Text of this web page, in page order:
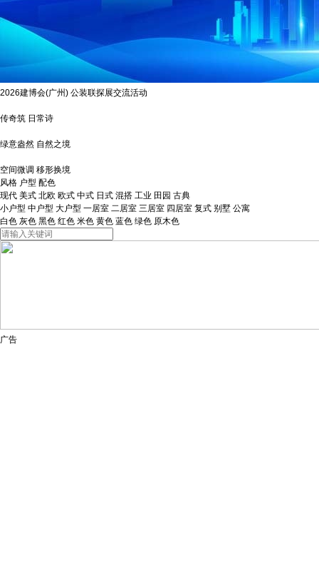
2026建博会(广州) 公装联探展交流活动
传奇筑 日常诗
绿意盎然 自然之境
空间微调 移形换境
风格 户型 配色
现代 美式 北欧 欧式 中式 日式 混搭 工业 田园 古典
小户型 中户型 大户型 一居室 二居室 三居室 四居室 复式 别墅 公寓
白色 灰色 黑色 红色 米色 黄色 蓝色 绿色 原木色
广告